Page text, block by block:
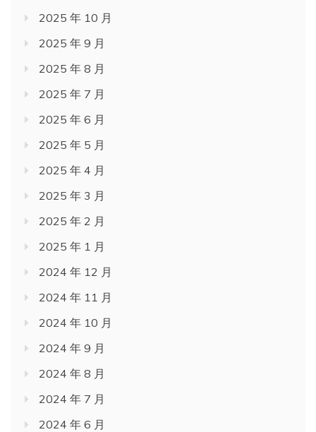
2025 年 10 月
2025 年 9 月
2025 年 8 月
2025 年 7 月
2025 年 6 月
2025 年 5 月
2025 年 4 月
2025 年 3 月
2025 年 2 月
2025 年 1 月
2024 年 12 月
2024 年 11 月
2024 年 10 月
2024 年 9 月
2024 年 8 月
2024 年 7 月
2024 年 6 月